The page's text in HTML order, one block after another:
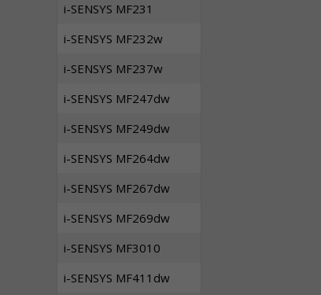
i-SENSYS MF231
i-SENSYS MF232w
i-SENSYS MF237w
i-SENSYS MF247dw
i-SENSYS MF249dw
i-SENSYS MF264dw
i-SENSYS MF267dw
i-SENSYS MF269dw
i-SENSYS MF3010
i-SENSYS MF411dw